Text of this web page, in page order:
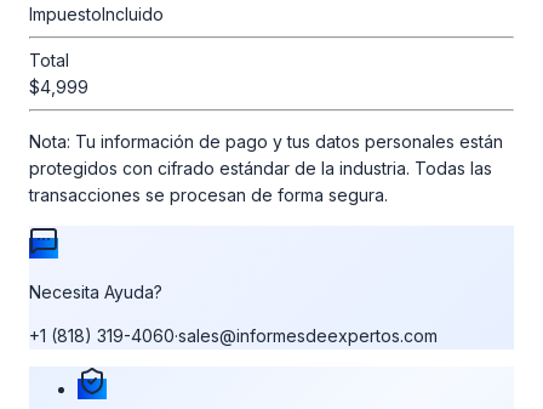
ImpuestoIncluido
Total
$4,999
Nota: Tu información de pago y tus datos personales están
protegidos con cifrado estándar de la industria. Todas las
transacciones se procesan de forma segura.
Necesita Ayuda?
+1 (818) 319-4060·sales@informesdeexpertos.com
Nuestras garantías de compra